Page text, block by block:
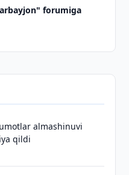
forumiga
almashinuvi
qildi